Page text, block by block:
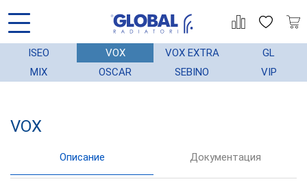
ISEO VOX VOX EXTRA
GL
MIX
OSCAR SEBINO VIP
VOX
Описание Документация